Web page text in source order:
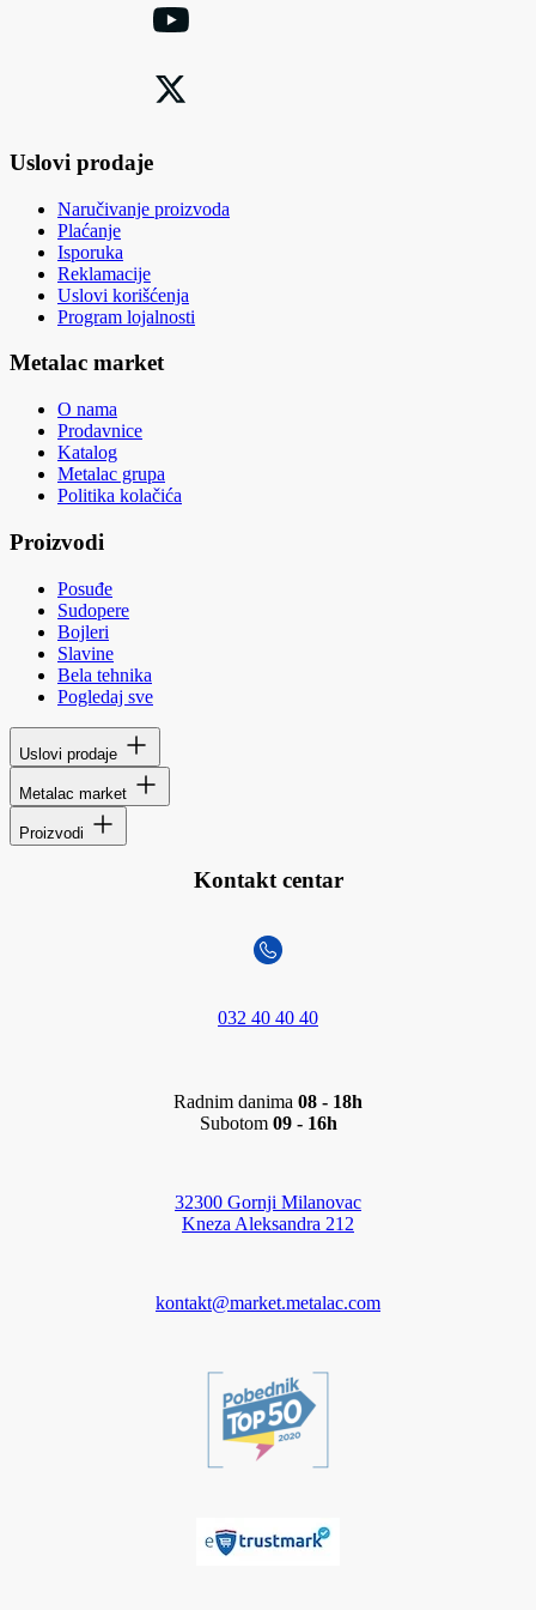
Uslovi prodaje
Naručivanje proizvoda
Plaćanje
Isporuka
Reklamacije
Uslovi korišćenja
Program lojalnosti
Metalac market
O nama
Prodavnice
Katalog
Metalac grupa
Politika kolačića
Proizvodi
Posuđe
Sudopere
Bojleri
Slavine
Bela tehnika
Pogledaj sve
Uslovi prodaje
Metalac market
Proizvodi
Kontakt centar
032 40 40 40
Radnim danima 08 - 18h
Subotom 09 - 16h
32300 Gornji Milanovac
Kneza Aleksandra 212
kontakt@market.metalac.com